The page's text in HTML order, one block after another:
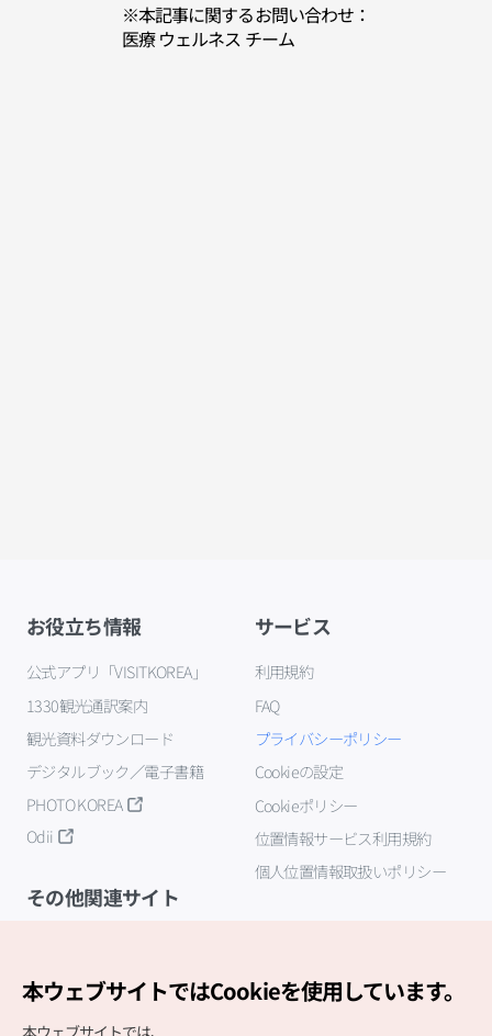
※本記事に関するお問い合わせ：
医療 ウェルネス チーム
お役立ち情報
公式アプリ「VISITKOREA」
1330観光通訳案内
観光資料ダウンロード
デジタルブック／電子書籍
PHOTO KOREA
Odii
サービス
利用規約
FAQ
プライバシーポリシー
Cookieの設定
Cookieポリシー
位置情報サービス利用規約
個人位置情報取扱いポリシー
その他関連サイト
本ウェブサイトではCookieを使用しています。
本ウェブサイトでは、